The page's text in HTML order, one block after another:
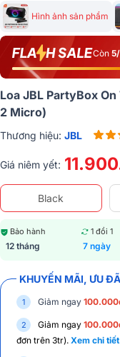
Hình ảnh sản phẩm
Còn
Loa JBL PartyBox
2 Micro)
Thương hiệu: JBL
Giá niêm yết:
Black
Bảo hành
12 tháng
1 đổi 1
7 ngày
KHUYẾN MÃI, ƯU
Giảm ngay
Giảm ngay
đơn trên 3tr). Xem chi tiết